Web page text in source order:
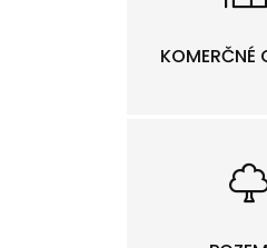
KOMERČNÉ